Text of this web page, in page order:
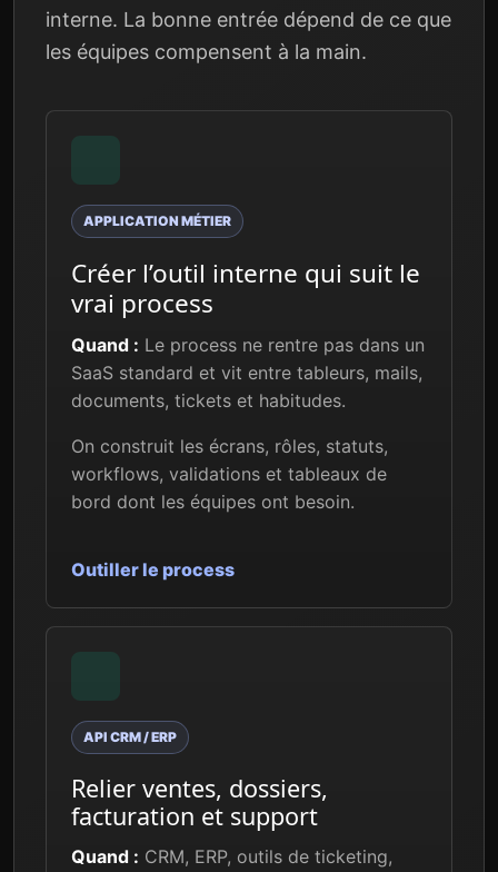
interne. La bonne entrée dépend de ce que
les équipes compensent à la main.
APPLICATION MÉTIER
Créer l’outil interne qui suit le
vrai process
Quand : Le process ne rentre pas dans un
SaaS standard et vit entre tableurs, mails,
documents, tickets et habitudes.
On construit les écrans, rôles, statuts,
workflows, validations et tableaux de
bord dont les équipes ont besoin.
Outiller le process
API CRM / ERP
Relier ventes, dossiers,
facturation et support
Quand : CRM, ERP, outils de ticketing,